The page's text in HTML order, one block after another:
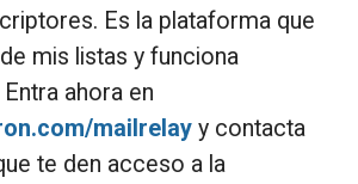
Es la plataforma que
mis listas y funciona
ahora en
mailrelay y contacta
te den acceso a la